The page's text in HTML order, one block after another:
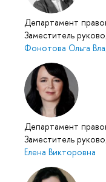
Департамент
Заместитель
Фонотова Ольга
Департамент
Заместитель
Елена Викторовна